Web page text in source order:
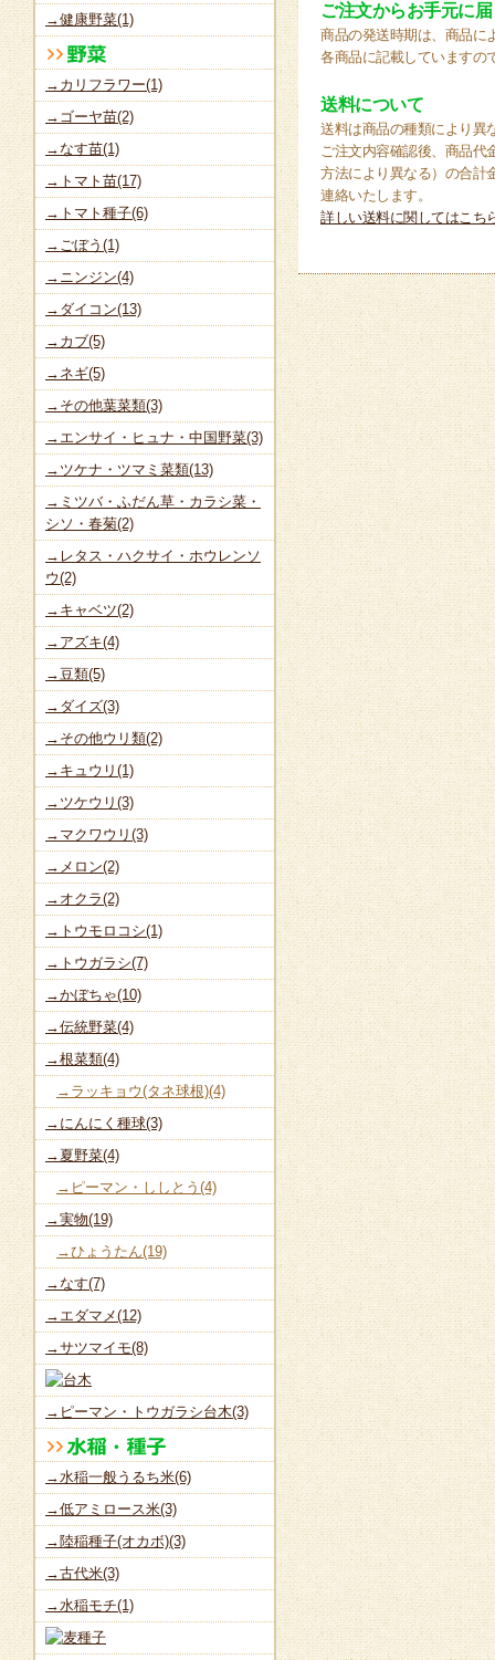
ご注文からお手元に
商品の発送時期は、商品に
各商品に記載していますの
送料について
送料は商品の種類により異
ご注文内容確認後、商品代
方法により異なる）の合計
連絡いたします。
詳しい送料に関してはこち
→健康野菜(1)
→カリフラワー(1)
→ゴーヤ苗(2)
→なす苗(1)
→トマト苗(17)
→トマト種子(6)
→ごぼう(1)
→ニンジン(4)
→ダイコン(13)
→カブ(5)
→ネギ(5)
→その他葉菜類(3)
→エンサイ・ヒュナ・中国野菜(3)
→ツケナ・ツマミ菜類(13)
→ミツバ・ふだん草・カラシ菜・
シソ・春菊(2)
→レタス・ハクサイ・ホウレンソ
ウ(2)
→キャベツ(2)
→アズキ(4)
→豆類(5)
→ダイズ(3)
→その他ウリ類(2)
→キュウリ(1)
→ツケウリ(3)
→マクワウリ(3)
→メロン(2)
→オクラ(2)
→トウモロコシ(1)
→トウガラシ(7)
→かぼちゃ(10)
→伝統野菜(4)
→根菜類(4)
→ラッキョウ(タネ球根)(4)
→にんにく種球(3)
→夏野菜(4)
→ピーマン・ししとう(4)
→実物(19)
→ひょうたん(19)
→なす(7)
→エダマメ(12)
→サツマイモ(8)
→ピーマン・トウガラシ台木(3)
→水稲一般うるち米(6)
→低アミロース米(3)
→陸稲種子(オカボ)(3)
→古代米(3)
→水稲モチ(1)